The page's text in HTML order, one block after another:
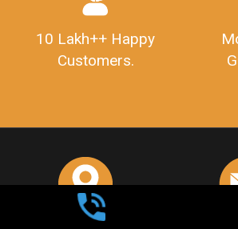
Call us at
+91 9022-1199-22